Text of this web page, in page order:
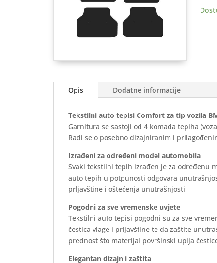
(E34)
Opis Dodatne informacije
Tekstilni auto tepisi Comfort za tip vozila
Garnitura se sastoji od 4 komada tepiha
Radi se o posebno dizajniranim i
Izrađeni za određeni model automobila
Svaki tekstilni tepih izrađen je za određenu
auto tepih u potpunosti odgovara
prljavštine i oštećenja unutrašnjosti.
Pogodni za sve vremenske uvjete
Tekstilni auto tepisi pogodni su za sve
čestica vlage i prljavštine te da zaštite
prednost što materijal površinski upija
Elegantan dizajn i zaštita